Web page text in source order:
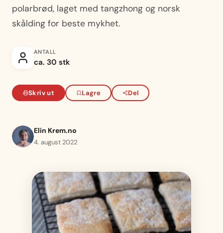
polarbrød, laget med tangzhong og norsk
skålding for beste mykhet.
ANTALL
ca. 30 stk
Skriv ut Lagre Del
Elin Krem.no
4. august 2022